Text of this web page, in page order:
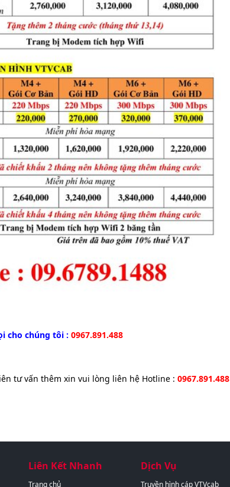
cho chúng tôi : 0967.891.488
tư vấn thêm xin vui lòng liên hệ Hotline : 0967.891.488
Liên Kết Nhanh
Trang chủ
Dịch Vụ
Truyền hình cáp VTVcab